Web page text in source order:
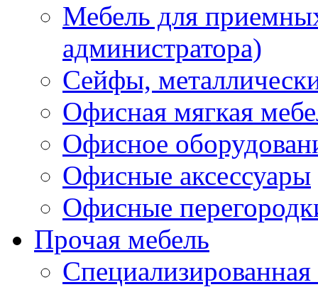
Мебель для
администратора)
Сейфы,
Офисная мягкая
Офисное
Офисные аксессуары
Офисные
Прочая мебель
Специализированная